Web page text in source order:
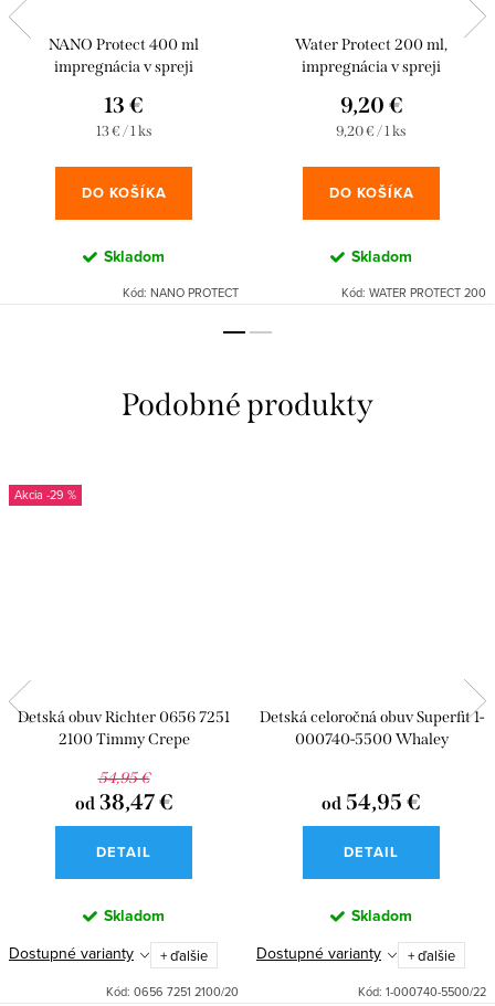
NANO Protect 400 ml
impregnácia v spreji
13 €
Jednotková
13 € / 1 ks
DO KOŠÍKA
Skladom
Kód: NANO PROTECT
Water Protect 200 ml,
impregnácia v spreji
9,20 €
Jednotková
9,20 € / 1 ks
DO KOŠÍKA
Skladom
Kód: WATER PROTECT 200
-29 %
Detská obuv Richter 0656 7251
2100 Timmy Crepe
54,95 €
od 38,47 €
DETAIL
Skladom
Dostupné varianty + ďalšie
Kód: 0656 7251 2100/20
Detská celoročná obuv Superfit 1-
000740-5500 Whaley
od 54,95 €
DETAIL
Skladom
Dostupné varianty + ďalšie
Kód: 1-000740-5500/22